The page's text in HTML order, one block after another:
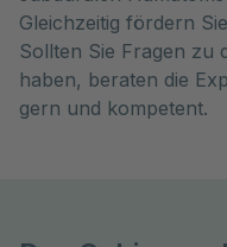
Gleichzeitig fördern
Sollten Sie Fragen zu
haben, beraten die
gern und kompetent.